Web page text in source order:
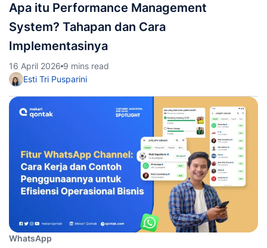
Apa itu Performance Management
System? Tahapan dan Cara
Implementasinya
16 April 2026 9 mins read
Esti Tri Pusparini
WhatsApp